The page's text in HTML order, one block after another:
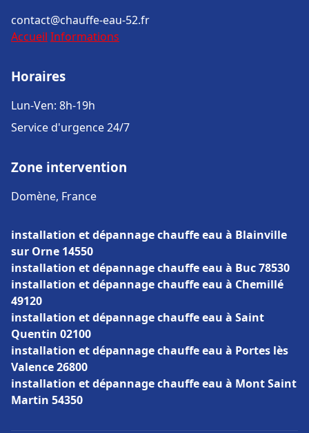
contact@chauffe-eau-52.fr
Accueil Informations
Horaires
Lun-Ven: 8h-19h
Service d'urgence 24/7
Zone intervention
Domène, France
installation et dépannage chauffe eau à Blainville
sur Orne 14550
installation et dépannage chauffe eau à Buc 78530
installation et dépannage chauffe eau à Chemillé
49120
installation et dépannage chauffe eau à Saint
Quentin 02100
installation et dépannage chauffe eau à Portes lès
Valence 26800
installation et dépannage chauffe eau à Mont Saint
Martin 54350